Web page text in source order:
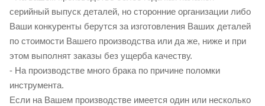
серийный выпуск деталей, но сторонние организации либо
Ваши конкуренты берутся за изготовления Ваших деталей
по стоимости Вашего производства или да же, ниже и при
этом выполнят заказы без ущерба качеству.
- На производстве много брака по причине поломки
инструмента.
Если на Вашем производстве имеется один или несколько